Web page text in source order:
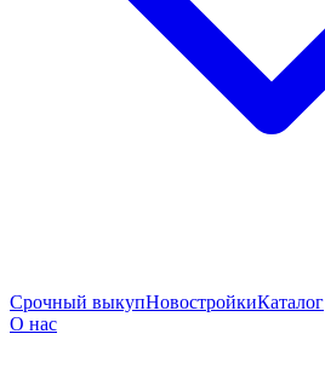
Срочный выкупНовостройкиКаталог
О нас